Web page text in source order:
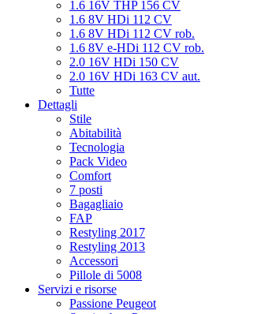
1.6 16V THP 156 CV
1.6 8V HDi 112 CV
1.6 8V HDi 112 CV rob.
1.6 8V e-HDi 112 CV rob.
2.0 16V HDi 150 CV
2.0 16V HDi 163 CV aut.
Tutte
Dettagli
Stile
Abitabilità
Tecnologia
Pack Video
Comfort
7 posti
Bagagliaio
FAP
Restyling 2017
Restyling 2013
Accessori
Pillole di 5008
Servizi e risorse
Passione Peugeot